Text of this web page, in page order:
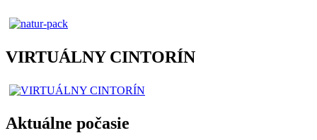
VIRTUÁLNY CINTORÍN
Aktuálne počasie